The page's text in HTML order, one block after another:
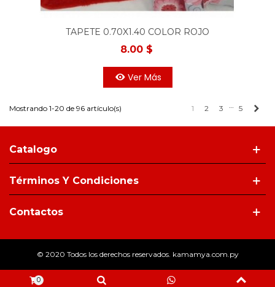
TAPETE 0.70X1.40 COLOR ROJO
8.00 $
Ver Más
Mostrando 1-20 de 96 artículo(s) 1 2 3 … 5
Catalogo
Términos Y Condiciones
Contactos
© 2020 Todos los derechos reservados. kamamya.com.py
0